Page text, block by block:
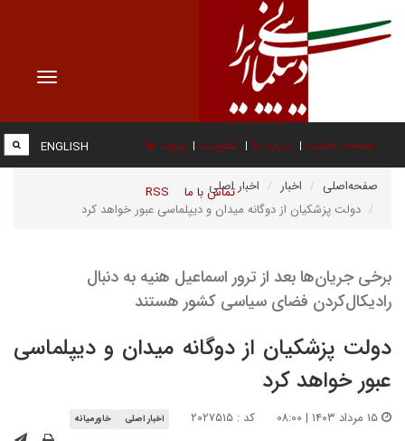
Toggle
صفحه نخست درباره ما عضویت پیوند ها
تماس با ما RSS
ENGLISH
صفحه‌اصلی اخبار
اخبار اصلی
دولت ‌پزشکیان از دوگانه میدان و دیپلماسی عبور خواهد کرد
برخی جریان‌ها بعد از ترور اسماعیل هنیه به دنبال
رادیکال‌کردن فضای سیاسی کشور هستند
دولت ‌پزشکیان از دوگانه میدان و دیپلماسی
عبور خواهد کرد
کد : ۲۰۲۷۵۱۵ اخبار اصلی خاورمیانه